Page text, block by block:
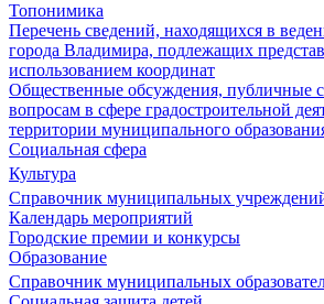
Топонимика
Перечень сведений, находящихся в
города Владимира, подлежащих
использованием координат
Общественные обсуждения, публичные
вопросам в сфере градостроительной
территории муниципального
Социальная сфера
Культура
Справочник муниципальных
Календарь мероприятий
Городские премии и конкурсы
Образование
Справочник муниципальных